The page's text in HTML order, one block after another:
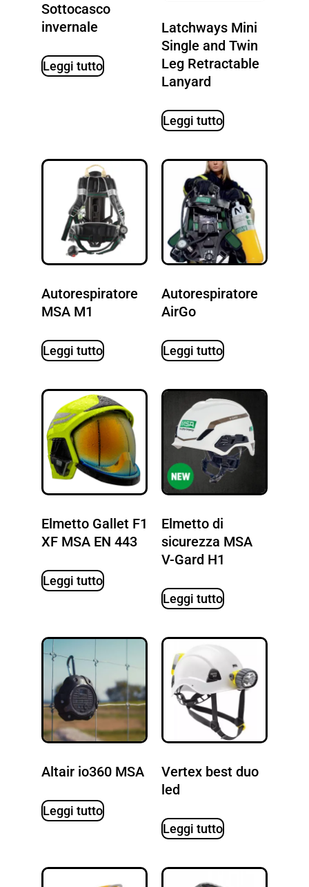
Sottocasco
invernale
Leggi tutto
Latchways Mini
Single and Twin
Leg Retractable
Lanyard
Leggi tutto
Autorespiratore
MSA M1
Leggi tutto
Autorespiratore
AirGo
Leggi tutto
Elmetto Gallet F1
XF MSA EN 443
Leggi tutto
Elmetto di
sicurezza MSA
V-Gard H1
Leggi tutto
Altair io360 MSA
Leggi tutto
Vertex best duo
led
Leggi tutto